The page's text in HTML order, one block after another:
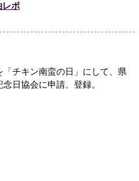
ポ
チキン南蛮の日」にして、県
日協会に申請、登録。